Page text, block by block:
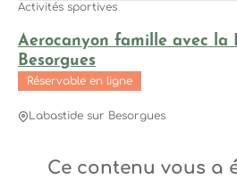
Aerocanyon famille avec la
Besorgues
Activités sportives
Réservable en ligne
Labastide sur Besorgues
Ce contenu vous a